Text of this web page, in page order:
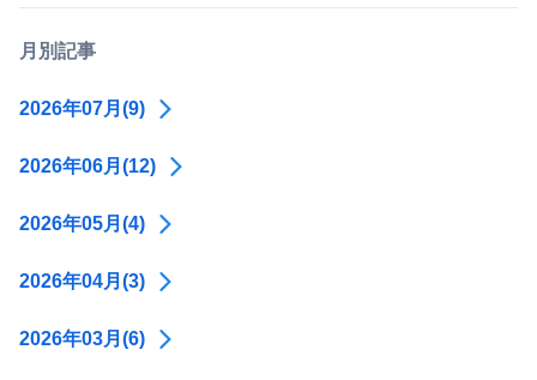
月別記事
2026年07月(9)
2026年06月(12)
2026年05月(4)
2026年04月(3)
2026年03月(6)